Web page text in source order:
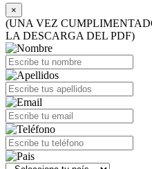
×
(UNA VEZ
LA DESCARGA DEL PDF)